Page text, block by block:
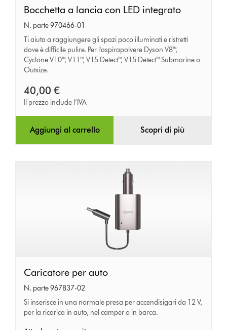
Bocchetta
a
lancia
con
LED
Bocchetta a lancia con LED integrato
N. parte 970466-01
Ti aiuta a raggiungere gli spazi poco illuminati e ristretti
dove è difficile pulire. Per l'aspirapolvere Dyson V8™,
Cyclone V10™, V11™, V15 Detect™, V15 Detect™ Submarine o
Outsize.
40,00 €
Il prezzo include l’IVA
Aggiungi al carrello Scopri di più
Caricatore
per
auto
Caricatore per auto
N. parte 967837-02
Si inserisce in una normale presa per accendisigari da 12 V,
per la ricarica in auto, nel camper o in barca.